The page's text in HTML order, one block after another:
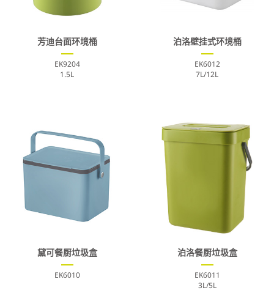
芳迪台面环境桶
EK9204
1.5L
泊洛壁挂式环境桶
EK6012
7L/12L
黛可餐厨垃圾盒
EK6010
泊洛餐厨垃圾盒
EK6011
3L/5L